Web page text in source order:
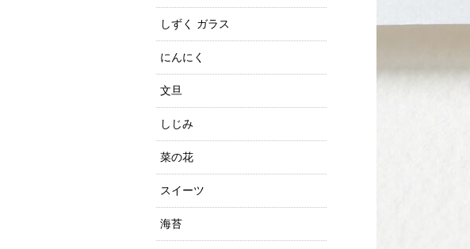
しずく ガラス
にんにく
文旦
しじみ
菜の花
スイーツ
海苔